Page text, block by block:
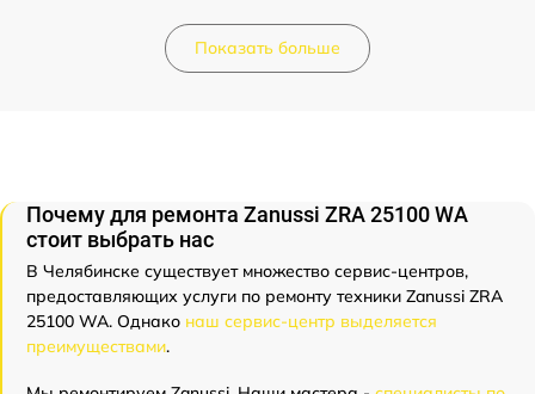
Показать больше
Почему для ремонта Zanussi ZRA 25100 WA
стоит выбрать нас
В Челябинске существует множество сервис-центров,
предоставляющих услуги по ремонту техники Zanussi ZRA
25100 WA. Однако наш сервис-центр выделяется
преимуществами.